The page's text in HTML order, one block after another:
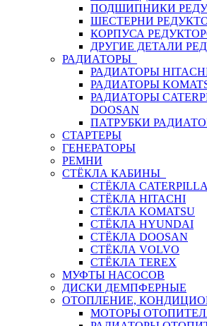
ПОДШИПНИКИ
ШЕСТЕРНИ
КОРПУСА
ДРУГИЕ ДЕТАЛИ
РАДИАТОРЫ
РАДИАТОРЫ
РАДИАТОРЫ
РАДИАТОРЫ
DOOSAN
ПАТРУБКИ
СТАРТЕРЫ
ГЕНЕРАТОРЫ
РЕМНИ
СТЁКЛА КАБИНЫ
СТЁКЛА
СТЁКЛА HITACHI
СТЁКЛА KOMATSU
СТЁКЛА HYUNDAI
СТЁКЛА DOOSAN
СТЁКЛА VOLVO
СТЁКЛА TEREX
МУФТЫ НАСОСОВ
ДИСКИ ДЕМПФЕРНЫЕ
ОТОПЛЕНИЕ,
МОТОРЫ